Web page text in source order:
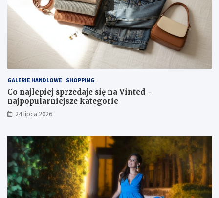
GALERIE HANDLOWE SHOPPING
Co najlepiej sprzedaje się na Vinted –
najpopularniejsze kategorie
24 lipca 2026